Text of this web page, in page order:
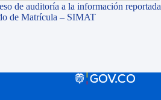
de auditoría a la información reportada
de Matrícula – SIMAT